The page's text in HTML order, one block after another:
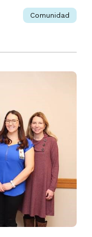
Comunidad